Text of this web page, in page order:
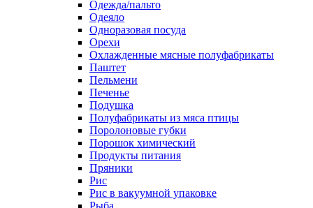
Одежда/пальто
Одеяло
Одноразовая посуда
Орехи
Охлажденные мясные полуфабрикаты
Паштет
Пельмени
Печенье
Подушка
Полуфабрикаты из мяса птицы
Поролоновые губки
Порошок химический
Продукты питания
Пряники
Рис
Рис в вакуумной упаковке
Рыба